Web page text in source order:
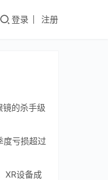
登录 注册
镜的杀手级
度亏损超过
XR设备成